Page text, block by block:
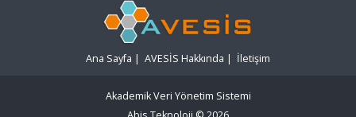
Ana Sayfa | AVESİS Hakkında | İletişim
Akademik Veri Yönetim Sistemi